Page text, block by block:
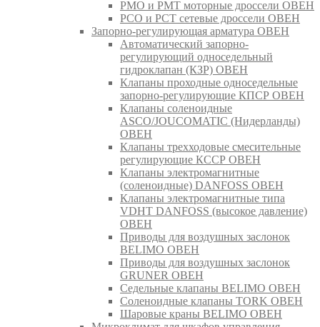
РМО и РМТ моторные дроссели ОВЕН
РСО и РСТ сетевые дроссели ОВЕН
Запорно-регулирующая арматура ОВЕН
Автоматический запорно-
регулирующий односедельный
гидроклапан (КЗР) ОВЕН
Клапаны проходные односедельные
запорно-регулирующие КПСР ОВЕН
Клапаны соленоидные
ASCO/JOUCOMATIC (Нидерланды)
ОВЕН
Клапаны трехходовые смесительные
регулирующие КССР ОВЕН
Клапаны электромагнитные
(соленоидные) DANFOSS ОВЕН
Клапаны электромагнитные типа
VDHT DANFOSS (высокое давление)
ОВЕН
Приводы для воздушных заслонок
BELIMO ОВЕН
Приводы для воздушных заслонок
GRUNER ОВЕН
Седельные клапаны BELIMO ОВЕН
Соленоидные клапаны TORK ОВЕН
Шаровые краны BELIMO ОВЕН